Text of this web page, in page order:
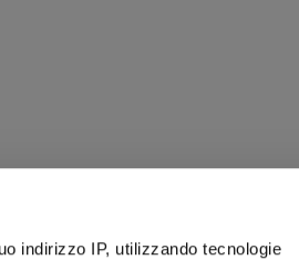
indirizzo IP, utilizzando tecnologie